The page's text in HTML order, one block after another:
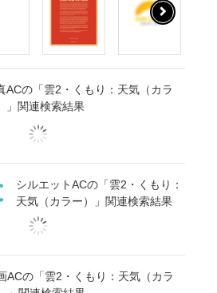
ACの「雲2・くもり：天気（カラ
」関連検索結果
シルエットACの「雲2・くもり：
天気（カラー）」関連検索結果
ACの「雲2・くもり：天気（カラ